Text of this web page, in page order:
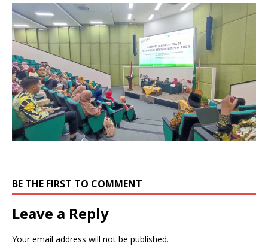
BE THE FIRST TO COMMENT
Leave a Reply
Your email address will not be published.